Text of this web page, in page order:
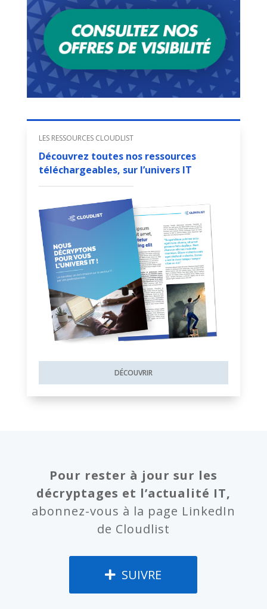
LES RESSOURCES CLOUDLIST
Découvrez toutes nos ressources
téléchargeables, sur l’univers IT
DÉCOUVRIR
Pour rester à jour sur les
décryptages et l’actualité IT,
abonnez-vous à la page LinkedIn
de Cloudlist
SUIVRE